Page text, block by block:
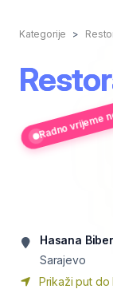
Kategorije
Radno vrijeme
Hasana
Sarajevo
Prikaži put do